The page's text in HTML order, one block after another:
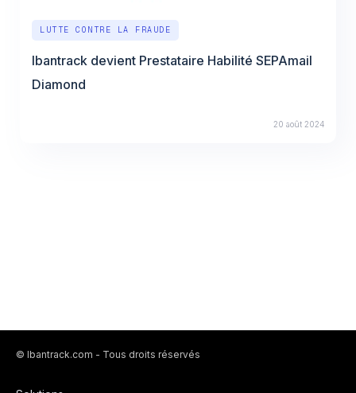
LUTTE CONTRE LA FRAUDE
Ibantrack devient Prestataire Habilité SEPAmail
Diamond
20 août 2024
© Ibantrack.com - Tous droits réservés